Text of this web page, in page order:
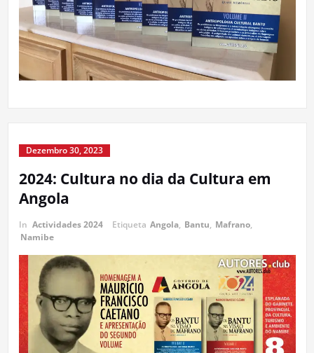
Dezembro 30, 2023
2024: Cultura no dia da Cultura em
Angola
In Actividades 2024 Etiqueta Angola, Bantu, Mafrano,
Namibe